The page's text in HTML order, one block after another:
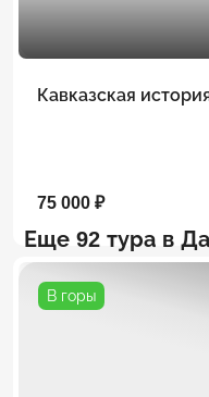
Кавказская
75 000 ₽
Еще 92 тура в
В горы